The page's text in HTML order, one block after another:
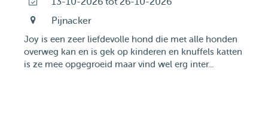
Pijnacker
Joy is een zeer liefdevolle hond die met alle honden
overweg kan en is gek op kinderen en knuffels katten
is ze mee opgegroeid maar vind wel erg inter...